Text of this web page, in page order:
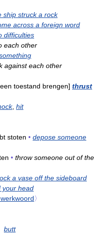
ship struck a rock
across a foreign word
difficulties
each other
against each other
toestand brengen] thrust
, hit
stoten • depose someone
• throw someone out of the
a vase off the sideboard
your head
〉
butt